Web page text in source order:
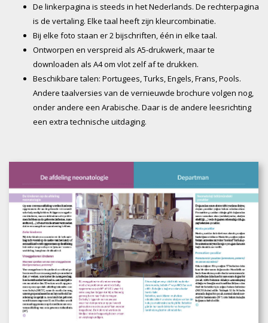
De linkerpagina is steeds in het Nederlands. De rechterpagina
is de vertaling. Elke taal heeft zijn kleurcombinatie.
Bij elke foto staan er 2 bijschriften, één in elke taal.
Ontworpen en verspreid als A5-drukwerk, maar te
downloaden als A4 om vlot zelf af te drukken.
Beschikbare talen: Portugees, Turks, Engels, Frans, Pools.
Andere taalversies van de vernieuwde brochure volgen nog,
onder andere een Arabische. Daar is de andere leesrichting
een extra technische uitdaging.